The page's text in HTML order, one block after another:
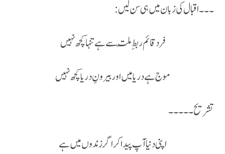
۔۔۔ اقبال کی زبان میں ہی سن لیں :
فرد قائم ربطِ ملّت سے ہے تنہا کچھ نہیں
موج ہے دریا میں اور بیرونِ دریا کچھ نہیں
تشریح۔۔۔۔۔
اپنی دنیا آپ پیدا کر اگر زندوں میں ہے